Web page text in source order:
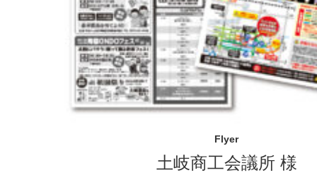
Flyer
土岐商工会議所 様